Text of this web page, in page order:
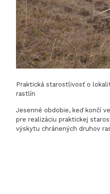
Praktická starostlivosť o
rastlín
Jesenné obdobie, keď končí
pre realizáciu praktickej
výskytu chránených druhov